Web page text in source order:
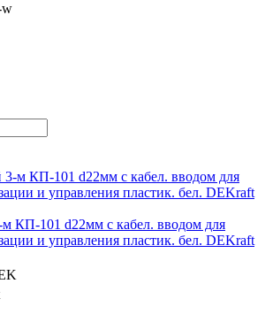
w
КП-101 d22мм с кабел. вводом для
и управления пластик. бел. DEKraft